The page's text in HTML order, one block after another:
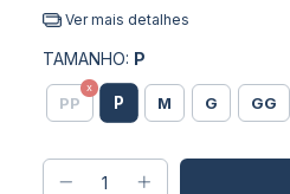
Ver mais detalhes
TAMANHO: P
PP P M G GG